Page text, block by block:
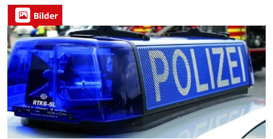
Bilder